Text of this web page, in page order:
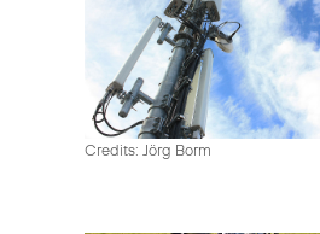
Credits: Jörg Borm